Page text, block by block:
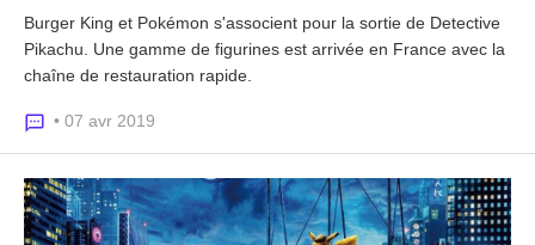
Burger King et Pokémon s'associent pour la sortie de Detective
Pikachu. Une gamme de figurines est arrivée en France avec la
chaîne de restauration rapide.
• 07 avr 2019